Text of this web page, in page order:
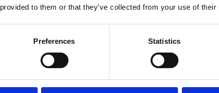
to them or that they’ve collected from your use of
Preferences Statistics
COD IM1188178
COD